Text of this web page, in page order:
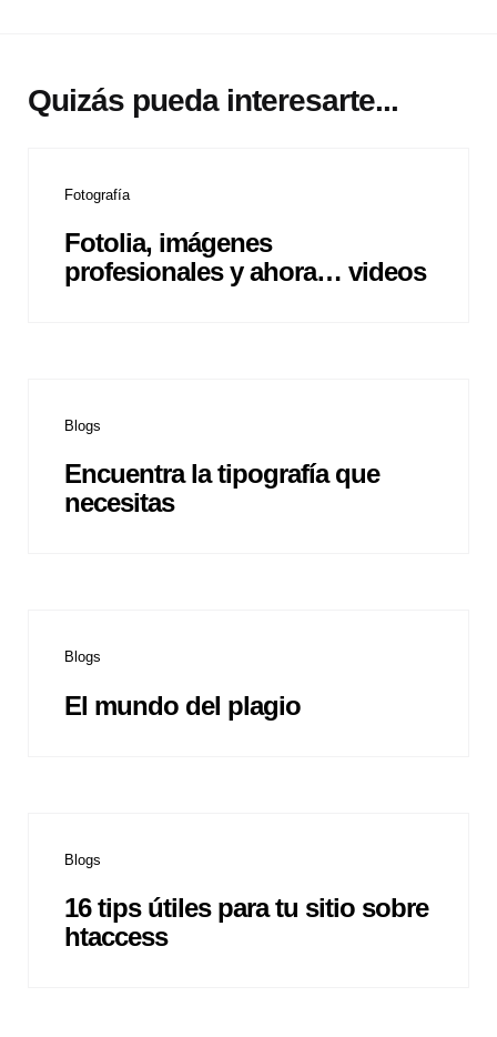
Quizás pueda interesarte...
Fotografía
Fotolia, imágenes
profesionales y ahora… videos
Blogs
Encuentra la tipografía que
necesitas
Blogs
El mundo del plagio
Blogs
16 tips útiles para tu sitio sobre
htaccess